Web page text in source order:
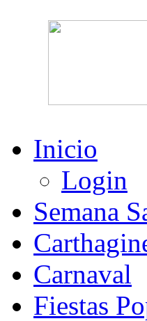
Inicio
Login
Semana
Carnaval
Fiestas